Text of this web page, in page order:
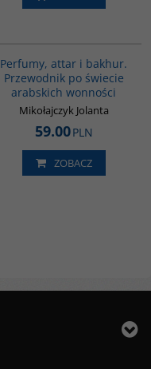
Perfumy, attar i bakhur.
Przewodnik po świecie
arabskich wonności
Mikołajczyk Jolanta
59.00PLN
ZOBACZ